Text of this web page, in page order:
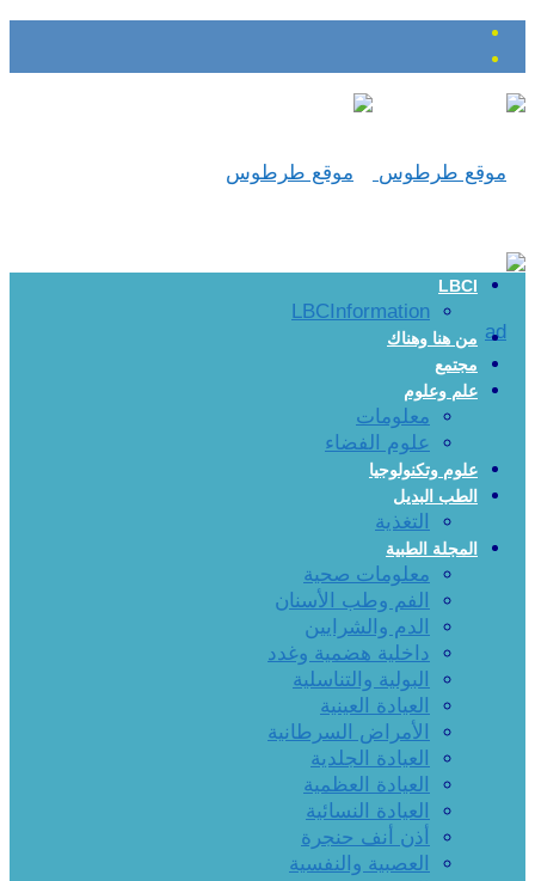
LBCI
LBCInformation
من هنا وهناك
مجتمع
علم وعلوم
معلومات
علوم الفضاء
علوم وتكنولوجيا
الطب البديل
التغذية
المجلة الطبية
معلومات صحية
الفم وطب الأسنان
الدم والشرايين
داخلية هضمية وغدد
البولية والتناسلية
العيادة العينية
الأمراض السرطانية
العيادة الجلدية
العيادة العظمية
العيادة النسائية
أذن أنف حنجرة
العصبية والنفسية